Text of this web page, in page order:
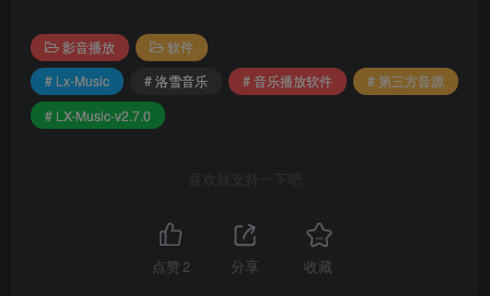
影音播放
软件
# Lx-Music
# 洛雪音乐 # 音乐播放软件
# 第三方音源
# LX-Music-v2.7.0
喜欢就支持一下吧
点赞 2 分享 收藏